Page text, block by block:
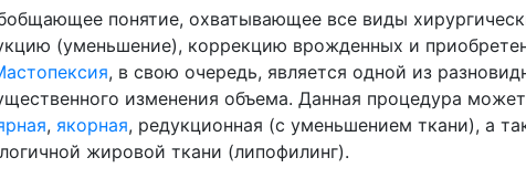
понятие, охватывающее все виды
(уменьшение), коррекцию врожденных и
, в свою очередь, является одной из
изменения объема. Данная процедура
, якорная, редукционная (с уменьшением ткани), а
жировой ткани (липофилинг).